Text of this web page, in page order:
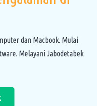
dan Macbook. Mulai
Melayani Jabodetabek